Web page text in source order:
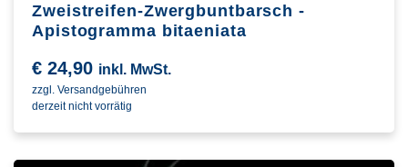
Zweistreifen-Zwergbuntbarsch -
Apistogramma bitaeniata
€ 24,90 inkl. MwSt.
zzgl. Versandgebühren
derzeit nicht vorrätig